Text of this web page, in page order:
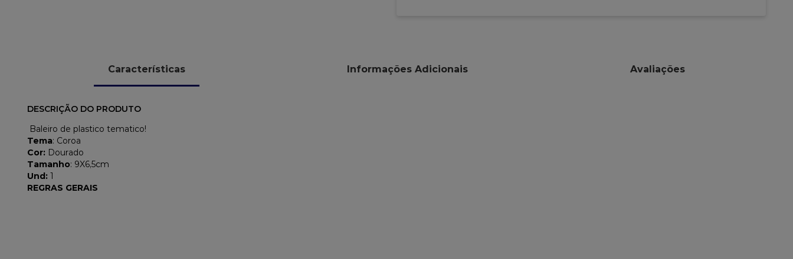
Características Informações Adicionais Avaliações
DESCRIÇÃO DO PRODUTO
Baleiro de plastico tematico!
Tema: Coroa
Cor: Dourado
Tamanho: 9X6,5cm
Und: 1
REGRAS GERAIS